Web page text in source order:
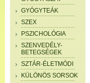
GYÓGYTEÁK
SZEX
PSZICHOLÓGIA
SZENVEDÉLY-
BETEGSÉGEK
SZTÁR-ÉLETMÓDI
KÜLÖNÖS SORSOK